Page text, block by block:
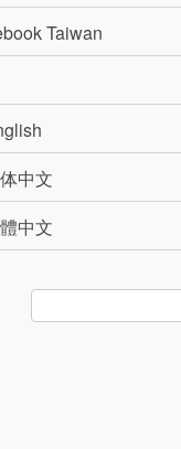
Taiwan
中文
中文